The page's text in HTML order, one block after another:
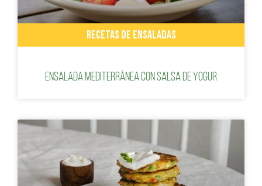
RECETAS DE ENSALADAS
Ensalada mediterránea con salsa de yogur